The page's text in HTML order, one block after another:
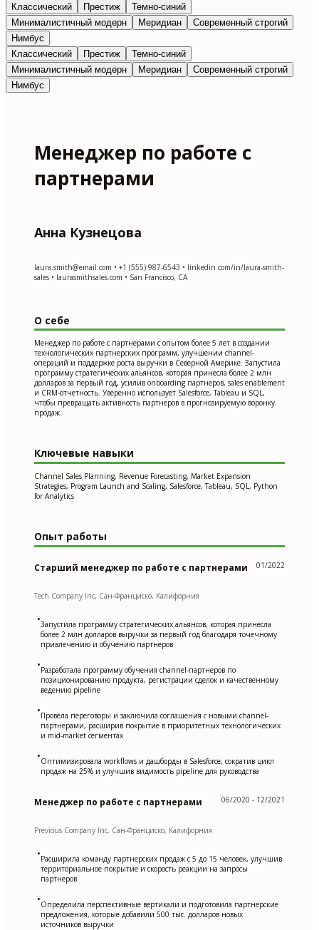
Классический
Престиж
Темно-синий
Минималистичный модерн
Меридиан
Современный строгий
Нимбус
Классический
Престиж
Темно-синий
Минималистичный модерн
Меридиан
Современный строгий
Нимбус
Менеджер по работе с
партнерами
Анна Кузнецова
laura.smith@email.com • +1 (555) 987-6543 • linkedin.com/in/laura-smith-
sales • laurasmithsales.com • San Francisco, CA
О себе
Менеджер по работе с партнерами с опытом более 5 лет в создании
технологических партнерских программ, улучшении channel-
операций и поддержке роста выручки в Северной Америке. Запустила
программу стратегических альянсов, которая принесла более 2 млн
долларов за первый год, усилив onboarding партнеров, sales enablement
и CRM-отчетность. Уверенно использует Salesforce, Tableau и SQL,
чтобы превращать активность партнеров в прогнозируемую воронку
продаж.
Ключевые навыки
Channel Sales Planning, Revenue Forecasting, Market Expansion
Strategies, Program Launch and Scaling, Salesforce, Tableau, SQL, Python
for Analytics
Опыт работы
Старший менеджер по работе с партнерами 01/2022
Tech Company Inc, Сан-Франциско, Калифорния
•Запустила программу стратегических альянсов, которая принесла
более 2 млн долларов выручки за первый год благодаря точечному
привлечению и обучению партнеров
•Разработала программу обучения channel-партнеров по
позиционированию продукта, регистрации сделок и качественному
ведению pipeline
•Провела переговоры и заключила соглашения с новыми channel-
партнерами, расширив покрытие в приоритетных технологических
и mid-market сегментах
•Оптимизировала workflows и дашборды в Salesforce, сократив цикл
продаж на 25% и улучшив видимость pipeline для руководства
Менеджер по работе с партнерами 06/2020 - 12/2021
Previous Company Inc, Сан-Франциско, Калифорния
•Расширила команду партнерских продаж с 5 до 15 человек, улучшив
территориальное покрытие и скорость реакции на запросы
партнеров
•Определила перспективные вертикали и подготовила партнерские
предложения, которые добавили 500 тыс. долларов новых
источников выручки